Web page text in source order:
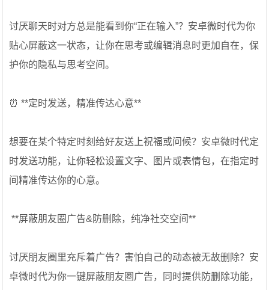
讨厌聊天时对方总是能看到你“正在输入”？安卓微时代为你
贴心屏蔽这一状态，让你在思考或编辑消息时更加自在，保
护你的隐私与思考空间。
⏰ **定时发送，精准传达心意**
想要在某个特定时刻给好友送上祝福或问候？安卓微时代定
时发送功能，让你轻松设置文字、图片或表情包，在指定时
间精准传达你的心意。
️ **屏蔽朋友圈广告&防删除，纯净社交空间**
讨厌朋友圈里充斥着广告？害怕自己的动态被无故删除？安
卓微时代为你一键屏蔽朋友圈广告，同时提供防删除功能，